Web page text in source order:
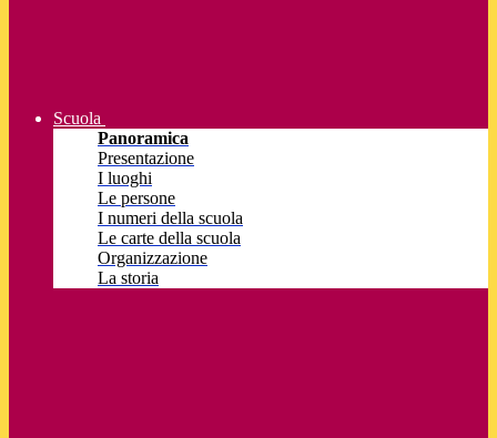
Scuola
Panoramica
Presentazione
I luoghi
Le persone
I numeri della scuola
Le carte della scuola
Organizzazione
La storia